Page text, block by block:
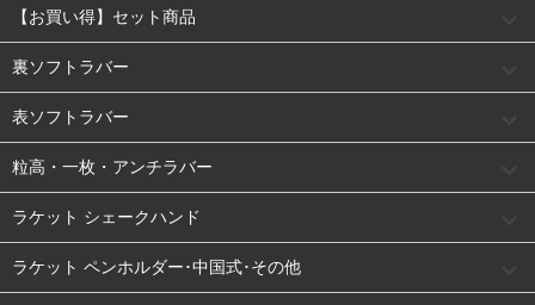
【お買い得】セット商品
裏ソフトラバー
表ソフトラバー
粒高・一枚・アンチラバー
ラケット シェークハンド
ラケット ペンホルダー･中国式･その他